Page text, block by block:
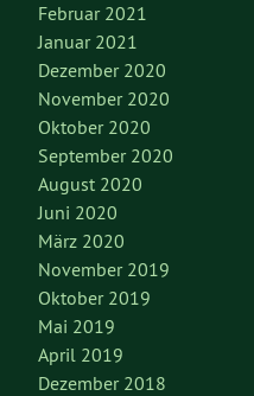
Februar 2021
Januar 2021
Dezember 2020
November 2020
Oktober 2020
September 2020
August 2020
Juni 2020
März 2020
November 2019
Oktober 2019
Mai 2019
April 2019
Dezember 2018